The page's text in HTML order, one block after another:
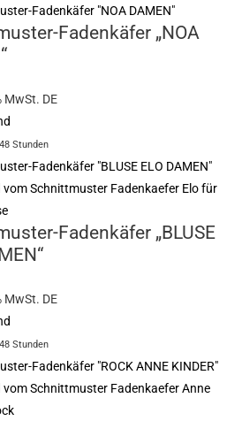
Fadenkäfer „NOA
MwSt. DE
Stunden
Fadenkäfer „BLUSE
MwSt. DE
Stunden